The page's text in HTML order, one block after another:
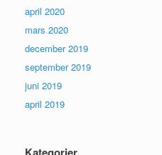
april 2020
mars 2020
december 2019
september 2019
juni 2019
april 2019